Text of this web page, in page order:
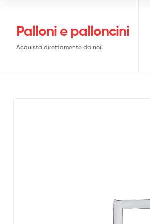
Palloni e palloncini
Acquista direttamente da noi!